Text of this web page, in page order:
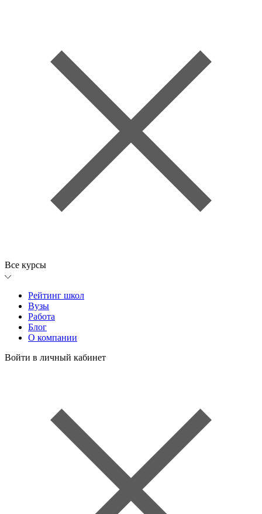
Все курсы
Рейтинг школ
Вузы
Работа
Блог
О компании
Войти в личный кабинет